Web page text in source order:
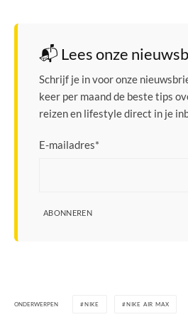
📬 Lees onze
Schrijf je in voor onze
keer per maand de beste tips
reizen en lifestyle direct in je
E-mailadres*
ABONNEREN
ONDERWERPEN NIKE NIKE AIR MAX